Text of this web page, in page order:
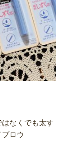
なくでも太す
ロウ